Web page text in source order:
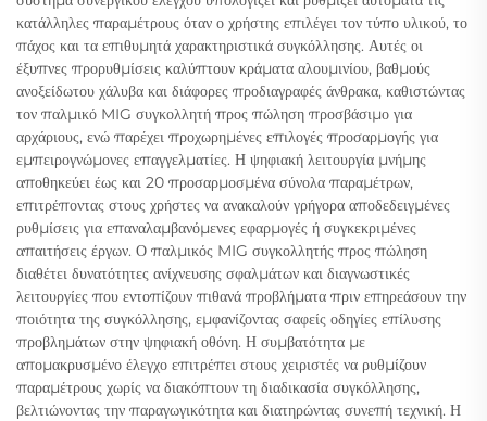
κατάλληλες παραμέτρους όταν ο χρήστης επιλέγει τον τύπο υλικού, το
πάχος και τα επιθυμητά χαρακτηριστικά συγκόλλησης. Αυτές οι
έξυπνες προρυθμίσεις καλύπτουν κράματα αλουμινίου, βαθμούς
ανοξείδωτου χάλυβα και διάφορες προδιαγραφές άνθρακα, καθιστώντας
τον παλμικό MIG συγκολλητή προς πώληση προσβάσιμο για
αρχάριους, ενώ παρέχει προχωρημένες επιλογές προσαρμογής για
εμπειρογνώμονες επαγγελματίες. Η ψηφιακή λειτουργία μνήμης
αποθηκεύει έως και 20 προσαρμοσμένα σύνολα παραμέτρων,
επιτρέποντας στους χρήστες να ανακαλούν γρήγορα αποδεδειγμένες
ρυθμίσεις για επαναλαμβανόμενες εφαρμογές ή συγκεκριμένες
απαιτήσεις έργων. Ο παλμικός MIG συγκολλητής προς πώληση
διαθέτει δυνατότητες ανίχνευσης σφαλμάτων και διαγνωστικές
λειτουργίες που εντοπίζουν πιθανά προβλήματα πριν επηρεάσουν την
ποιότητα της συγκόλλησης, εμφανίζοντας σαφείς οδηγίες επίλυσης
προβλημάτων στην ψηφιακή οθόνη. Η συμβατότητα με
απομακρυσμένο έλεγχο επιτρέπει στους χειριστές να ρυθμίζουν
παραμέτρους χωρίς να διακόπτουν τη διαδικασία συγκόλλησης,
βελτιώνοντας την παραγωγικότητα και διατηρώντας συνεπή τεχνική. Η